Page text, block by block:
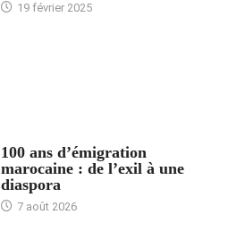
19 février 2025
100 ans d’émigration
marocaine : de l’exil à une
diaspora
7 août 2026